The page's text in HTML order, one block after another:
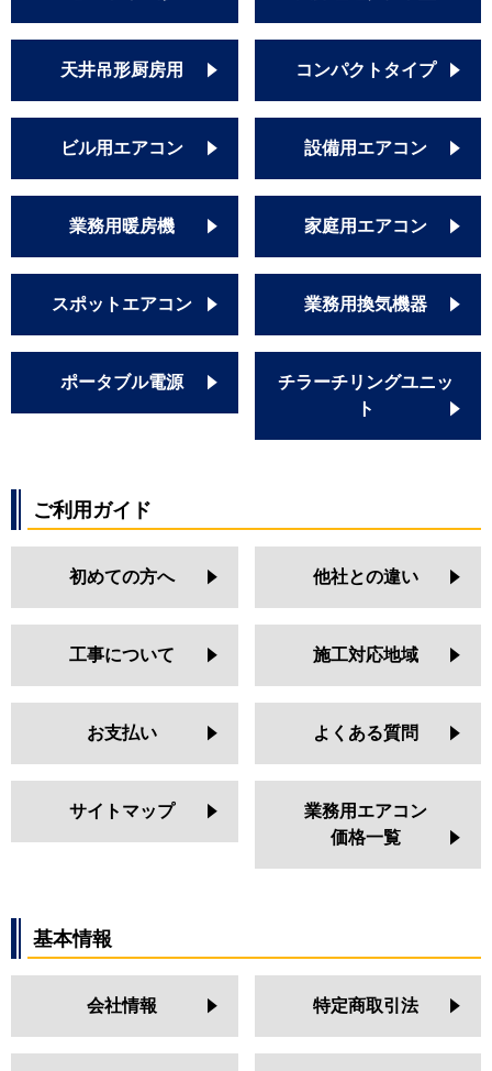
天井吊形厨房用 コンパクトタイプ
ビル用エアコン 設備用エアコン
業務用暖房機 家庭用エアコン
スポットエアコン 業務用換気機器
ポータブル電源
チラーチリングユニッ
ト
ご利用ガイド
初めての方へ 他社との違い
工事について 施工対応地域
お支払い よくある質問
サイトマップ
業務用エアコン
価格一覧
基本情報
会社情報 特定商取引法